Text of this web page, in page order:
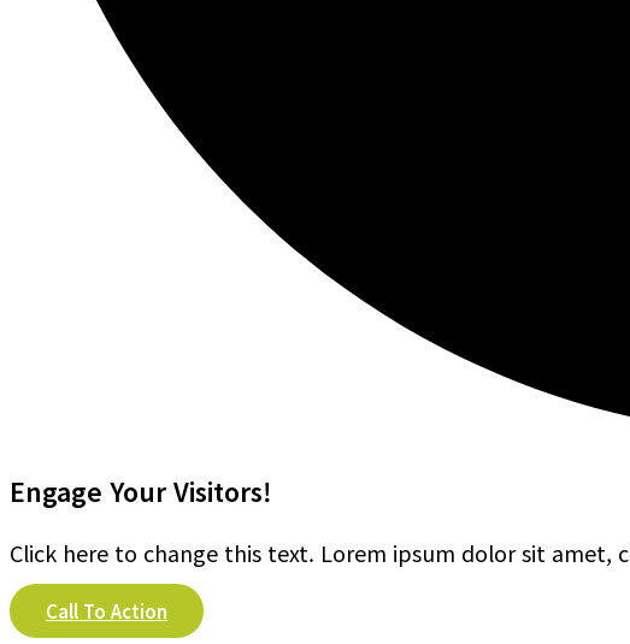
Engage Your Visitors!
Click here to change this text. Lorem ipsum dolor sit
Call To Action